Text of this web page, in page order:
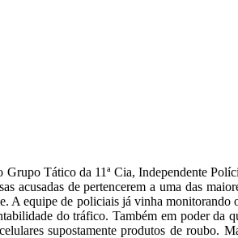
Tático da 11ª Cia, Independente
acusadas de pertencerem a uma das
equipe de policiais já vinha
do tráfico. Também em poder da
supostamente produtos de roubo.